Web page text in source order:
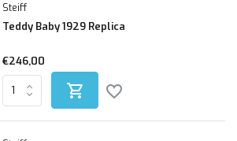
Steiff
Teddy Baby 1929 Replica
€246,00